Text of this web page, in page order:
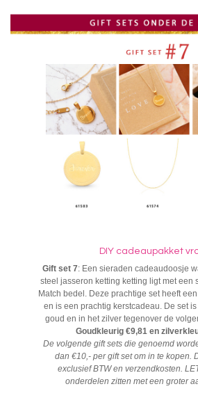
DIY cadeaupakket
Gift set 7: Een sieraden cadeaudoosje
steel jasseron ketting ketting ligt met een
Match bedel. Deze prachtige set heeft
en is een prachtig kerstcadeau. De set
goud en in het zilver tegenover de
Goudkleurig €9,81 en
De volgende gift sets die genoemd
dan €10,- per gift set om in te kopen.
exclusief BTW en verzendkosten.
onderdelen zitten met een groter